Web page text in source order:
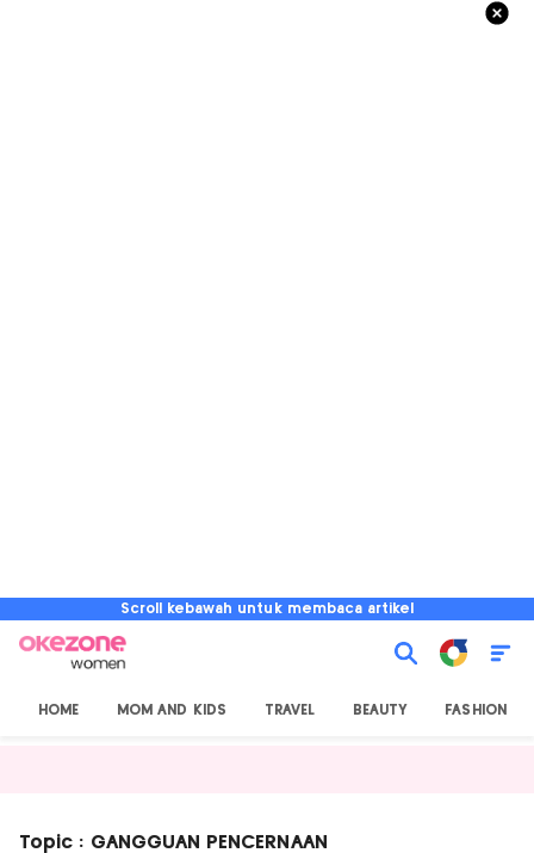
Scroll kebawah untuk membaca artikel
HOME MOM AND KIDS TRAVEL BEAUTY FASHION
Topic : GANGGUAN PENCERNAAN